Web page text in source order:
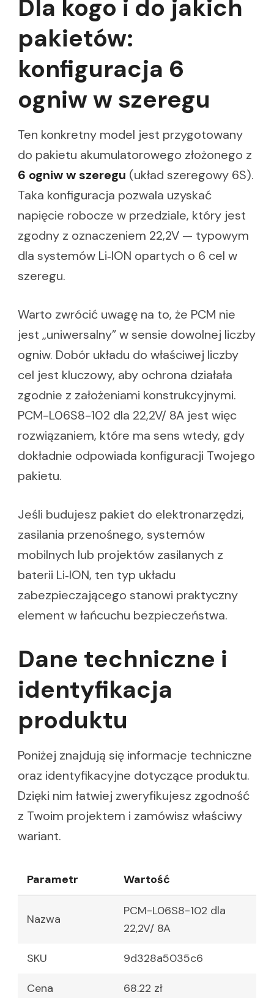
Dla kogo i do jakich
pakietów:
konfiguracja 6
ogniw w szeregu
Ten konkretny model jest przygotowany
do pakietu akumulatorowego złożonego z
6 ogniw w szeregu (układ szeregowy 6S).
Taka konfiguracja pozwala uzyskać
napięcie robocze w przedziale, który jest
zgodny z oznaczeniem 22,2V — typowym
dla systemów Li‑ION opartych o 6 cel w
szeregu.
Warto zwrócić uwagę na to, że PCM nie
jest „uniwersalny” w sensie dowolnej liczby
ogniw. Dobór układu do właściwej liczby
cel jest kluczowy, aby ochrona działała
zgodnie z założeniami konstrukcyjnymi.
PCM-L06S8-102 dla 22,2V/ 8A jest więc
rozwiązaniem, które ma sens wtedy, gdy
dokładnie odpowiada konfiguracji Twojego
pakietu.
Jeśli budujesz pakiet do elektronarzędzi,
zasilania przenośnego, systemów
mobilnych lub projektów zasilanych z
baterii Li‑ION, ten typ układu
zabezpieczającego stanowi praktyczny
element w łańcuchu bezpieczeństwa.
Dane techniczne i
identyfikacja
produktu
Poniżej znajdują się informacje techniczne
oraz identyfikacyjne dotyczące produktu.
Dzięki nim łatwiej zweryfikujesz zgodność
z Twoim projektem i zamówisz właściwy
wariant.
Parametr Wartość
Nazwa
PCM-L06S8-102 dla
22,2V/ 8A
SKU 9d328a5035c6
Cena 68.22 zł